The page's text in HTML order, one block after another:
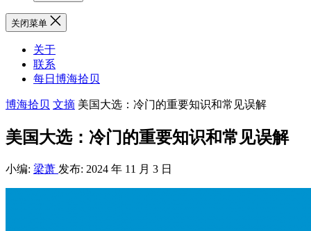
关闭菜单
关于
联系
每日博海拾贝
博海拾贝 文摘 美国大选：冷门的重要知识和常见误解
美国大选：冷门的重要知识和常见误解
小编: 梁萧 发布: 2024 年 11 月 3 日